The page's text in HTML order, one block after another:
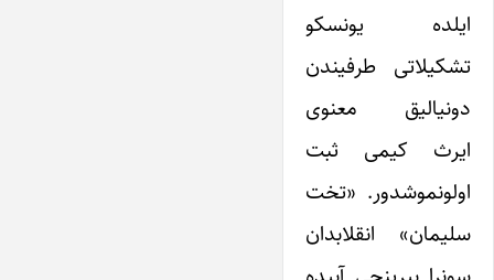
ایلده یونسکو
تشکیلاتی طرفیندن
دونیالیق معنوی
ایرث کیمی ثبت
اولونموشدور. «تخت
سلیمان» انقلابدان